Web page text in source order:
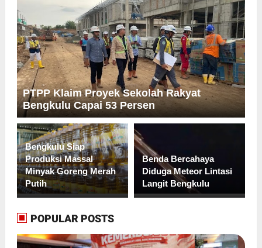
PTPP Klaim Proyek Sekolah Rakyat
Bengkulu Capai 53 Persen
Bengkulu Siap
Produksi Massal
Minyak Goreng Merah
Putih
Benda Bercahaya
Diduga Meteor Lintasi
Langit Bengkulu
POPULAR POSTS